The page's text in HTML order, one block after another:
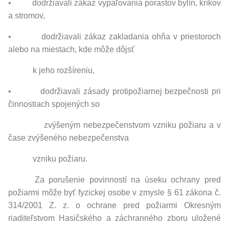
• dodržiavali zákaz vypaľovania porastov bylín, kríkov
a stromov,
• dodržiavali zákaz zakladania ohňa v priestoroch
alebo na miestach, kde môže dôjsť
k jeho rozšíreniu,
• dodržiavali zásady protipožiarnej bezpečnosti pri
činnostiach spojených so
zvýšeným nebezpečenstvom vzniku požiaru a v
čase zvýšeného nebezpečenstva
vzniku požiaru.
Za porušenie povinností na úseku ochrany pred
požiarmi môže byť fyzickej osobe v zmysle § 61 zákona č.
314/2001 Z. z. o ochrane pred požiarmi Okresným
riaditeľstvom Hasičského a záchranného zboru uložené